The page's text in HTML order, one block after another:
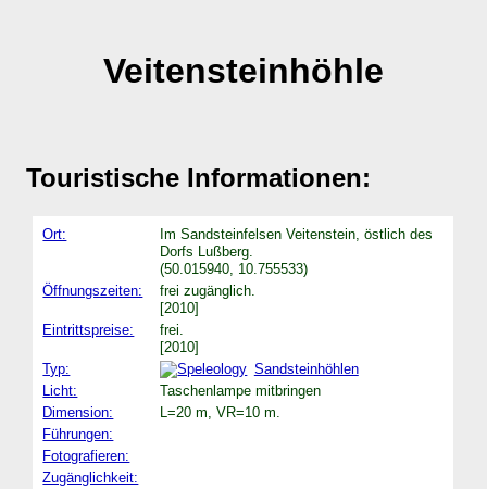
Veitensteinhöhle
Touristische Informationen:
Ort:
Im Sandsteinfelsen Veitenstein, östlich des
Dorfs Lußberg.
(50.015940, 10.755533)
Öffnungszeiten:
frei zugänglich.
[2010]
Eintrittspreise:
frei.
[2010]
Typ:
Sandsteinhöhlen
Licht:
Taschenlampe mitbringen
Dimension:
L=20 m, VR=10 m.
Führungen:
Fotografieren:
Zugänglichkeit: